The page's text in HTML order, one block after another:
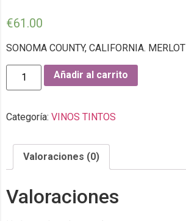
€61.00
SONOMA COUNTY, CALIFORNIA. MERLOT
Añadir al carrito
Categoría: VINOS TINTOS
Valoraciones (0)
Valoraciones